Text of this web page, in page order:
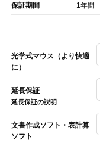
保証期間 1年間
光学式マウス（より快適
に）
延長保証
延長保証の説明
文書作成ソフト・表計算
ソフト